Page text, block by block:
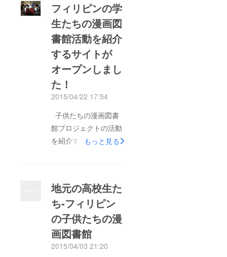
ります。 漫画図書館
は子供達の数少ない健
全な娯楽の場となって
います。 日本の漫画
はフィリピンでもとて
も人気がありまが 本
物の漫画本を目にする
機会は滅多にありませ
ん 本棚に並んでいる
漫画本を目にした子供
達は「ワー」と声をあ
フィリピンの学
生たちの漫画図
書館活動を紹介
するサイトが
オープンしまし
た！
2015/04/22 17:54
子供たちの漫画図書
館プロジェクトの活動
を紹介する サイトが
もっと見る
地元の高校生た
ち-フィリピン
の子供たちの漫
画図書館
2015/04/03 21:20